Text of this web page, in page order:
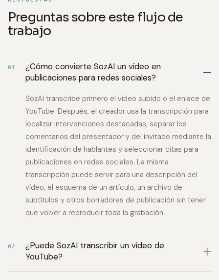
Preguntas sobre este flujo de
trabajo
01
¿Cómo convierte SozAI un vídeo en
publicaciones para redes sociales?
SozAI transcribe primero el vídeo subido o el enlace de
YouTube. Después, el creador usa la transcripción para
localizar intervenciones destacadas, separar los
comentarios del presentador y del invitado mediante la
identificación de hablantes y seleccionar citas para
publicaciones en redes sociales. La misma
transcripción puede servir para una descripción del
vídeo, el esquema de un artículo, un archivo de
subtítulos y otros borradores de publicación sin tener
que volver a reproducir toda la grabación.
02
¿Puede SozAI transcribir un vídeo de
YouTube?